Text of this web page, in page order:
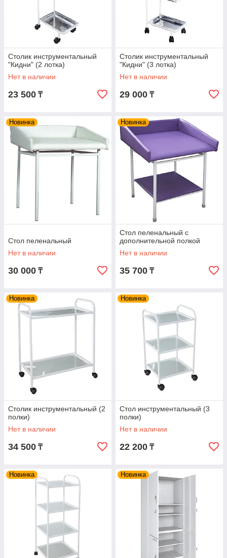
Для получения прайс отправьте заявка на эл.почта.
Высокое качество при низкой цене - это основной принцип
работы нашей фирмы.
Сравните цены у нас самый оптимальный вариант в Алмате.
Можете купить образцы отправим по всему РК.
Столик инструментальный
"Кидни" (2 лотка)
Нет в наличии
23 500 ₸
Столик инструментальный
"Кидни" (3 лотка)
Нет в наличии
29 000 ₸
Новинка
Стол пеленальный
Нет в наличии
30 000 ₸
Новинка
Стол пеленальный с
дополнительной полкой
Нет в наличии
35 700 ₸
Новинка
Столик инструментальный (2
полки)
Нет в наличии
34 500 ₸
Новинка
Стол инструментальный (3
полки)
Нет в наличии
22 200 ₸
Новинка Новинка